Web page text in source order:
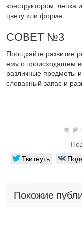
конструктором, лепка
цвету или форме.
СОВЕТ №3
Поощряйте развитие
ему о происходящем
различные предметы
словарный запас и
Твитнуть
Похожие